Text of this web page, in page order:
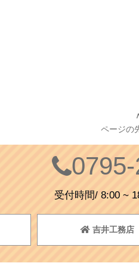
ページの
受付時間/ 8:00 ~
吉井工務